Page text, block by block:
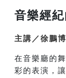
音樂經
主講／徐鵬博
在音樂廳的
彩的表演，